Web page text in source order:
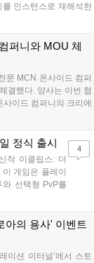
인스턴스로 재해석한
및 신화+ 던전 로테이
퍼니와 MOU 체
문 MCN 온사이드 컴퍼
결했다. 양사는 이번 협
이드 컴퍼니의 크리에
공동 기획한다. 또한
e스포츠 생태계 확장에
정식 출시
작 이클립스: 더
게임은 플레이
선택형 PvP를
서 사전등록을
쿠폰과 한정 스
들의 기대를 모
4
아의 용사' 이벤트
이션 이터널’에서 스토